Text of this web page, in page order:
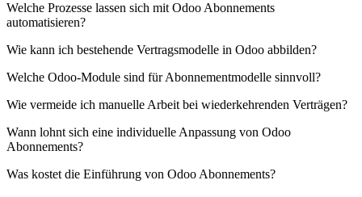
Welche Prozesse lassen sich mit Odoo Abonnements
automatisieren?
Wie kann ich bestehende Vertragsmodelle in Odoo abbilden?
Welche Odoo-Module sind für Abonnementmodelle sinnvoll?
Wie vermeide ich manuelle Arbeit bei wiederkehrenden Verträgen?
Wann lohnt sich eine individuelle Anpassung von Odoo
Abonnements?
Was kostet die Einführung von Odoo Abonnements?